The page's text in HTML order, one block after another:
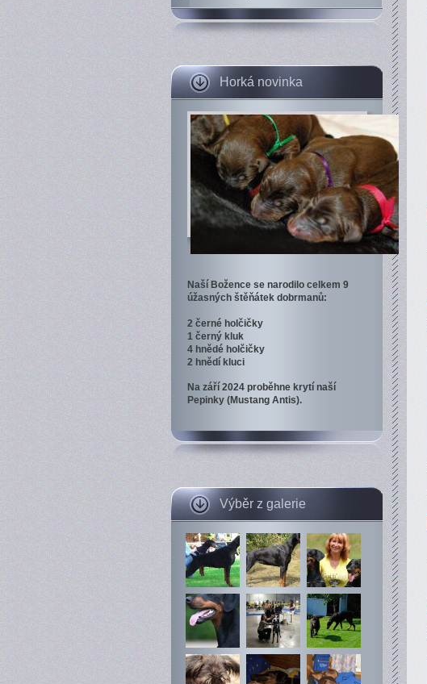
Horká novinka
Naší Božence se narodilo celkem 9
úžasných štěňátek dobrmanů:
2 černé holčičky
1 černý kluk
4 hnědé holčičky
2 hnědí kluci
Na září 2024 proběhne krytí naší
Pepinky (Mustang Antis).
Výběr z galerie